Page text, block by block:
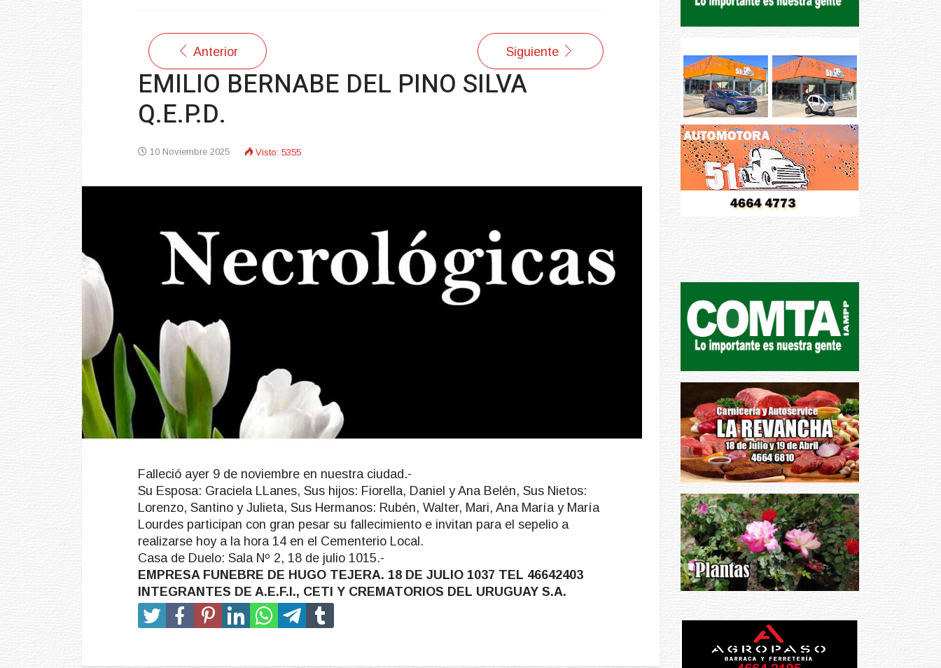
Anterior Siguiente
EMILIO BERNABE DEL PINO SILVA
Q.E.P.D.
10 Noviembre 2025 Visto: 5355
Falleció ayer 9 de noviembre en nuestra ciudad.-
Su Esposa: Graciela LLanes, Sus hijos: Fiorella, Daniel y Ana Belén, Sus Nietos:
Lorenzo, Santino y Julieta, Sus Hermanos: Rubén, Walter, Mari, Ana María y María
Lourdes participan con gran pesar su fallecimiento e invitan para el sepelio a
realizarse hoy a la hora 14 en el Cementerio Local.
Casa de Duelo: Sala Nº 2, 18 de julio 1015.-
EMPRESA FUNEBRE DE HUGO TEJERA. 18 DE JULIO 1037 TEL 46642403
INTEGRANTES DE A.E.F.I., CETI Y CREMATORIOS DEL URUGUAY S.A.